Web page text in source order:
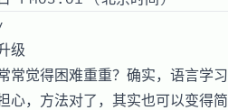
级
常觉得困难重重？确实，语言学习
心，方法对了，其实也可以变得简